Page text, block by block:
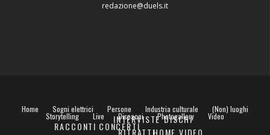
redazione@duels.it
Home Sogni elettrici Persone
INTERVISTE
Industria culturale
DISCHI
(Non) luoghi
Storytelling
RACCONTI
Live
CONCERTI
Dispacci Photogallery Video